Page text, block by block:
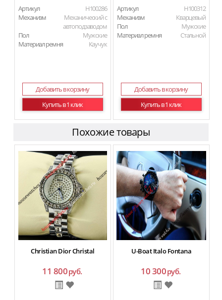
Артикул
H100286
Механизм
Механический с
автоподзаводом
Пол
Мужские
Материал ремня
Каучук
Добавить в корзину
Купить в 1 клик
Артикул
H100312
Механизм
Кварцевый
Пол
Мужские
Материал ремня
Стальной
Добавить в корзину
Купить в 1 клик
Похожие товары
Christian Dior Christal
11 800руб.
U-Boat Italo Fontana
10 300руб.